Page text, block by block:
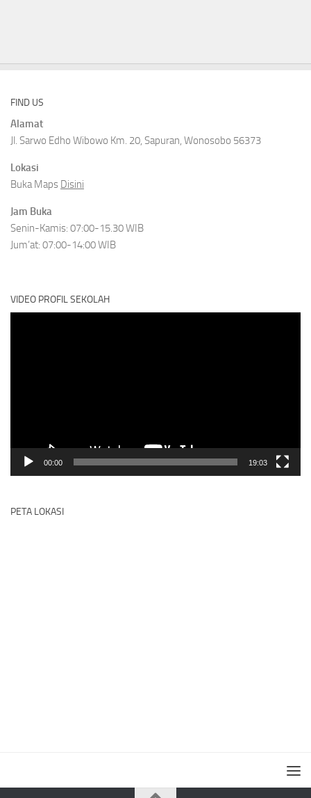
FIND US
Alamat
Jl. Sarwo Edho Wibowo Km. 20, Sapuran, Wonosobo 56373
Lokasi
Buka Maps Disini
Jam Buka
Senin-Kamis: 07:00-15.30 WIB
Jum’at: 07:00-14:00 WIB
VIDEO PROFIL SEKOLAH
00:00 19:03
PETA LOKASI